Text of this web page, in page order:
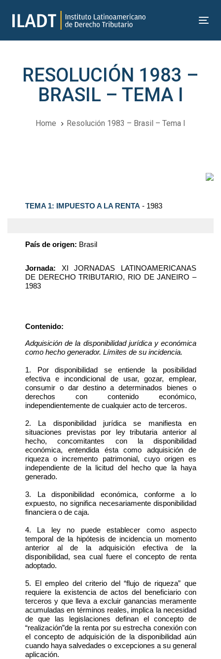
to
to
content
RESOLUCIÓN 1983 –
BRASIL – TEMA I
Home Resolución 1983 – Brasil – Tema I
TEMA 1: IMPUESTO A LA RENTA - 1983
País de origen: Brasil
Jornada: XI JORNADAS LATINOAMERICANAS
DE DERECHO TRIBUTARIO, RIO DE JANEIRO –
1983
Contenido:
Adquisición de la disponibilidad jurídica y económica
como hecho generador. Límites de su incidencia.
1. Por disponibilidad se entiende la posibilidad
efectiva e incondicional de usar, gozar, emplear,
consumir o dar destino a determinados bienes o
derechos con contenido económico,
independientemente de cualquier acto de terceros.
2. La disponibilidad jurídica se manifiesta en
situaciones previstas por ley tributaria anterior al
hecho, concomitantes con la disponibilidad
económica, entendida ésta como adquisición de
riqueza o incremento patrimonial, cuyo origen es
independiente de la licitud del hecho que la haya
generado.
3. La disponibilidad económica, conforme a lo
expuesto, no significa necesariamente disponibilidad
financiera o de caja.
4. La ley no puede establecer como aspecto
temporal de la hipótesis de incidencia un momento
anterior al de la adquisición efectiva de la
disponibilidad, sea cual fuere el concepto de renta
adoptado.
5. El empleo del criterio del “flujo de riqueza” que
requiere la existencia de actos del beneficiario con
terceros y que lleva a excluir ganancias meramente
acumuladas en términos reales, implica la necesidad
de que las legislaciones definan el concepto de
“realización”de la renta por su estrecha conexión con
el concepto de adquisición de la disponibilidad aún
cuando haya salvedades o excepciones a su general
aplicación.
Post